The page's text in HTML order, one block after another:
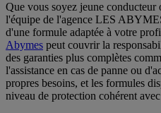
Que vous soyez jeune conducteur
l'équipe de l'agence LES
d'une formule adaptée à votre
Abymes peut couvrir la
des garanties plus complètes
l'assistance en cas de panne ou
propres besoins, et les formules
niveau de protection cohérent